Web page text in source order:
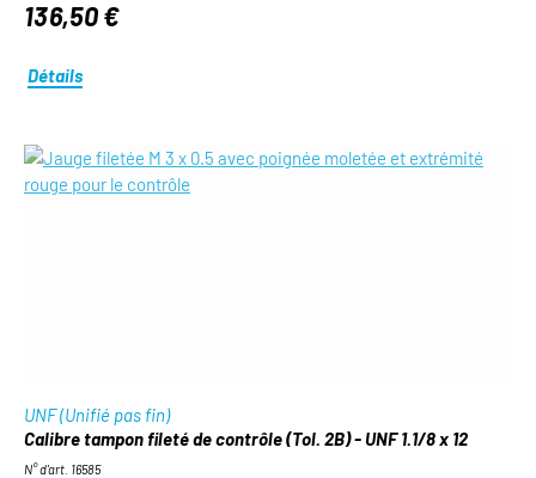
136,50 €
Détails
UNF (Unifié pas fin)
Calibre tampon fileté de contrôle (Tol. 2B) - UNF 1.1/8 x 12
N° d'art. 16585